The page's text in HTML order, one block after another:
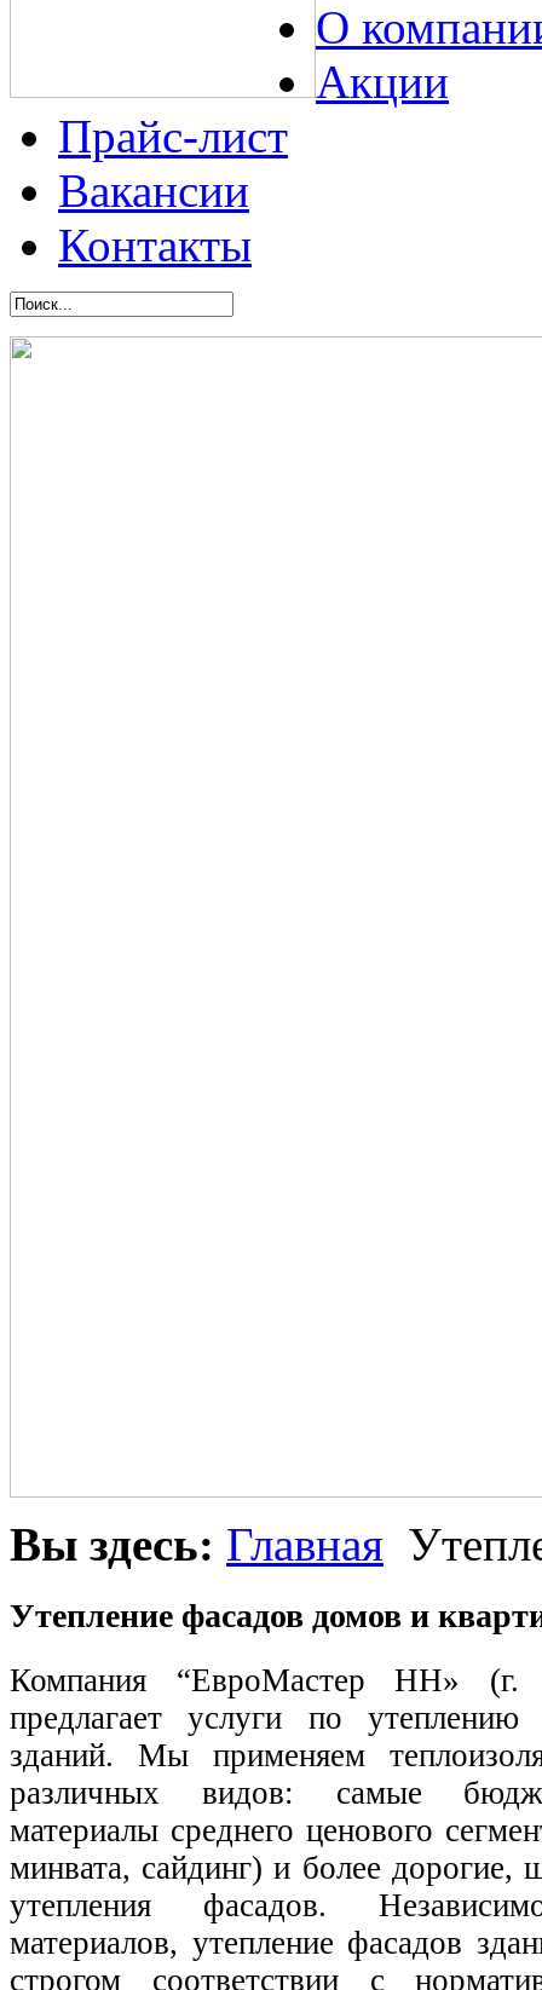
О
Акции
Прайс-лист
Вакансии
Контакты
Вы здесь: Главная
Утепление фасадов домов и
Компания “ЕвроМастер НН» (г.
предлагает услуги по
зданий. Мы применяем
различных видов: самые
материалы среднего ценового
минвата, сайдинг) и более дорогие,
утепления фасадов.
материалов, утепление фасадов
строгом соответствии с